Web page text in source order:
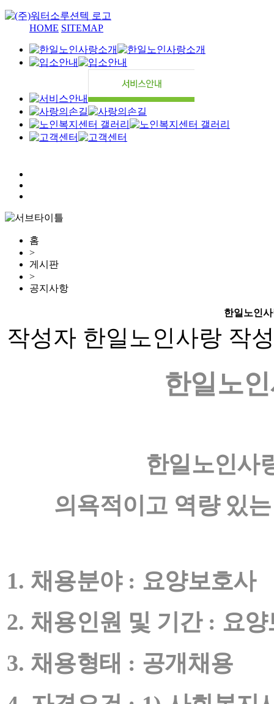
HOME SITEMAP
홈
>
게시판
>
공지사항
한일노인
작성자 한일노인사랑 작
한일노
한일노인사
의욕적이고 역량 있
1. 채용분야 : 요양보호사
2. 채용인원 및 기간 : 요
3. 채용형태 : 공개채용